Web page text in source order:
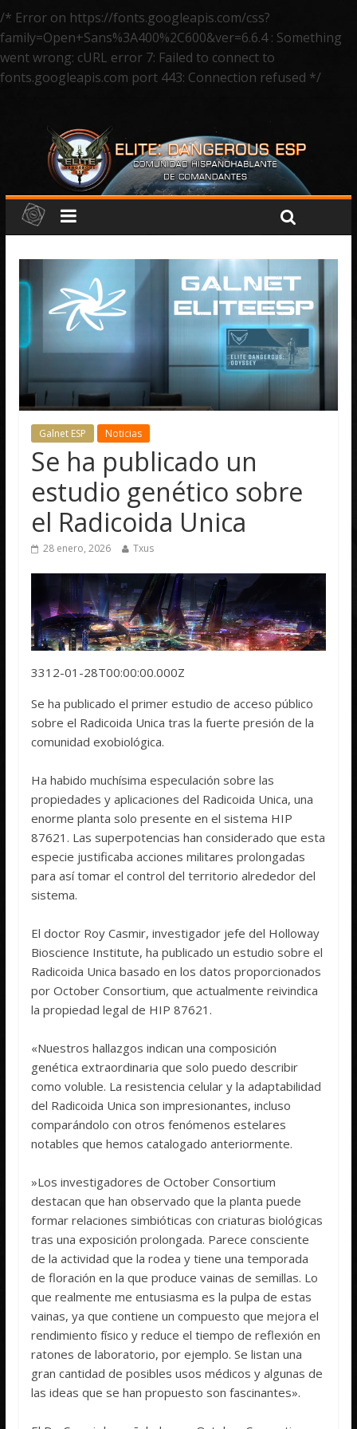
/* Error on https://fonts.googleapis.com/css?
family=Open+Sans%3A400%2C600&ver=6.6.4 : Something
went wrong: cURL error 7: Failed to connect to
fonts.googleapis.com port 443: Connection refused */
Galnet ESP Noticias
Se ha publicado un
estudio genético sobre
el Radicoida Unica
28 enero, 2026 Txus
3312-01-28T00:00:00.000Z
Se ha publicado el primer estudio de acceso público
sobre el Radicoida Unica tras la fuerte presión de la
comunidad exobiológica.
Ha habido muchísima especulación sobre las
propiedades y aplicaciones del Radicoida Unica, una
enorme planta solo presente en el sistema HIP
87621. Las superpotencias han considerado que esta
especie justificaba acciones militares prolongadas
para así tomar el control del territorio alrededor del
sistema.
El doctor Roy Casmir, investigador jefe del Holloway
Bioscience Institute, ha publicado un estudio sobre el
Radicoida Unica basado en los datos proporcionados
por October Consortium, que actualmente reivindica
la propiedad legal de HIP 87621.
«Nuestros hallazgos indican una composición
genética extraordinaria que solo puedo describir
como voluble. La resistencia celular y la adaptabilidad
del Radicoida Unica son impresionantes, incluso
comparándolo con otros fenómenos estelares
notables que hemos catalogado anteriormente.
»Los investigadores de October Consortium
destacan que han observado que la planta puede
formar relaciones simbióticas con criaturas biológicas
tras una exposición prolongada. Parece consciente
de la actividad que la rodea y tiene una temporada
de floración en la que produce vainas de semillas. Lo
que realmente me entusiasma es la pulpa de estas
vainas, ya que contiene un compuesto que mejora el
rendimiento físico y reduce el tiempo de reflexión en
ratones de laboratorio, por ejemplo. Se listan una
gran cantidad de posibles usos médicos y algunas de
las ideas que se han propuesto son fascinantes».